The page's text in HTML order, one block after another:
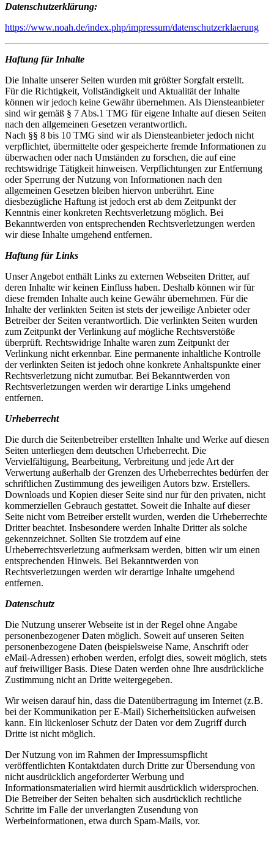
Datenschutzerklärung:
https://www.noah.de/index.php/impressum/datenschutzerklaerung
Haftung für Inhalte
Die Inhalte unserer Seiten wurden mit größter Sorgfalt erstellt.
Für die Richtigkeit, Vollständigkeit und Aktualität der Inhalte
können wir jedoch keine Gewähr übernehmen. Als Diensteanbieter
sind wir gemäß § 7 Abs.1 TMG für eigene Inhalte auf diesen Seiten
nach den allgemeinen Gesetzen verantwortlich.
Nach §§ 8 bis 10 TMG sind wir als Diensteanbieter jedoch nicht
verpflichtet, übermittelte oder gespeicherte fremde Informationen zu
überwachen oder nach Umständen zu forschen, die auf eine
rechtswidrige Tätigkeit hinweisen. Verpflichtungen zur Entfernung
oder Sperrung der Nutzung von Informationen nach den
allgemeinen Gesetzen bleiben hiervon unberührt. Eine
diesbezügliche Haftung ist jedoch erst ab dem Zeitpunkt der
Kenntnis einer konkreten Rechtsverletzung möglich. Bei
Bekanntwerden von entsprechenden Rechtsverletzungen werden
wir diese Inhalte umgehend entfernen.
Haftung für Links
Unser Angebot enthält Links zu externen Webseiten Dritter, auf
deren Inhalte wir keinen Einfluss haben. Deshalb können wir für
diese fremden Inhalte auch keine Gewähr übernehmen. Für die
Inhalte der verlinkten Seiten ist stets der jeweilige Anbieter oder
Betreiber der Seiten verantwortlich. Die verlinkten Seiten wurden
zum Zeitpunkt der Verlinkung auf mögliche Rechtsverstöße
überprüft. Rechtswidrige Inhalte waren zum Zeitpunkt der
Verlinkung nicht erkennbar. Eine permanente inhaltliche Kontrolle
der verlinkten Seiten ist jedoch ohne konkrete Anhaltspunkte einer
Rechtsverletzung nicht zumutbar. Bei Bekanntwerden von
Rechtsverletzungen werden wir derartige Links umgehend
entfernen.
Urheberrecht
Die durch die Seitenbetreiber erstellten Inhalte und Werke auf diesen
Seiten unterliegen dem deutschen Urheberrecht. Die
Vervielfältigung, Bearbeitung, Verbreitung und jede Art der
Verwertung außerhalb der Grenzen des Urheberrechtes bedürfen der
schriftlichen Zustimmung des jeweiligen Autors bzw. Erstellers.
Downloads und Kopien dieser Seite sind nur für den privaten, nicht
kommerziellen Gebrauch gestattet. Soweit die Inhalte auf dieser
Seite nicht vom Betreiber erstellt wurden, werden die Urheberrechte
Dritter beachtet. Insbesondere werden Inhalte Dritter als solche
gekennzeichnet. Sollten Sie trotzdem auf eine
Urheberrechtsverletzung aufmerksam werden, bitten wir um einen
entsprechenden Hinweis. Bei Bekanntwerden von
Rechtsverletzungen werden wir derartige Inhalte umgehend
entfernen.
Datenschutz
Die Nutzung unserer Webseite ist in der Regel ohne Angabe
personenbezogener Daten möglich. Soweit auf unseren Seiten
personenbezogene Daten (beispielsweise Name, Anschrift oder
eMail-Adressen) erhoben werden, erfolgt dies, soweit möglich, stets
auf freiwilliger Basis. Diese Daten werden ohne Ihre ausdrückliche
Zustimmung nicht an Dritte weitergegeben.
Wir weisen darauf hin, dass die Datenübertragung im Internet (z.B.
bei der Kommunikation per E-Mail) Sicherheitslücken aufweisen
kann. Ein lückenloser Schutz der Daten vor dem Zugriff durch
Dritte ist nicht möglich.
Der Nutzung von im Rahmen der Impressumspflicht
veröffentlichten Kontaktdaten durch Dritte zur Übersendung von
nicht ausdrücklich angeforderter Werbung und
Informationsmaterialien wird hiermit ausdrücklich widersprochen.
Die Betreiber der Seiten behalten sich ausdrücklich rechtliche
Schritte im Falle der unverlangten Zusendung von
Werbeinformationen, etwa durch Spam-Mails, vor.